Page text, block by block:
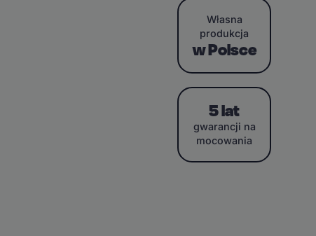
Własna
produkcja
w Polsce
5 lat
gwarancji na
mocowania